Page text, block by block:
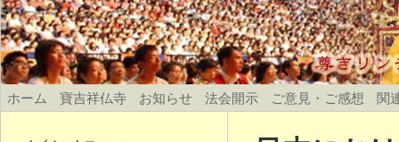
ホーム 寶吉祥仏寺 お知らせ 法会開示 ご意見・ご感想 関